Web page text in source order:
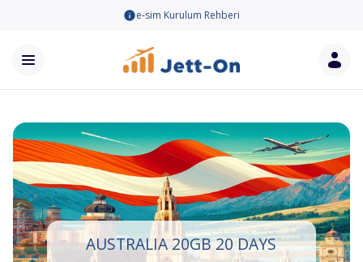
e-sim Kurulum Rehberi
AUSTRALIA 20GB 20 DAYS